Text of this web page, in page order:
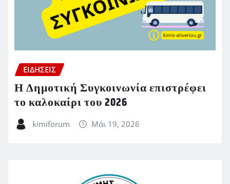
ΕΙΔΗΣΕΙΣ
Η Δημοτική Συγκοινωνία επιστρέφει
το καλοκαίρι του 2026
kimiforum Μάι 19, 2026